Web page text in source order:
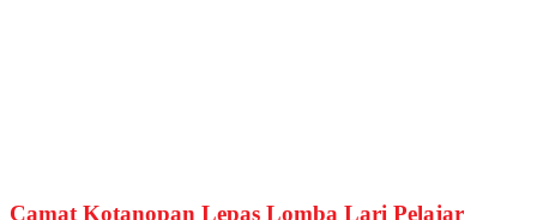
Camat Kotanopan Lepas Lomba Lari Pelajar